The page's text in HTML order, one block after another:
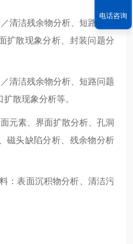
清洁残余物分析、短路问题
面扩散现象分析、封装问题分
清洁残余物分析、短路问题
散现象分析等。
素、界面扩散分析、孔洞
、磁头缺陷分析、残余物分析
：表面沉积物分析、清洁污
电话咨询